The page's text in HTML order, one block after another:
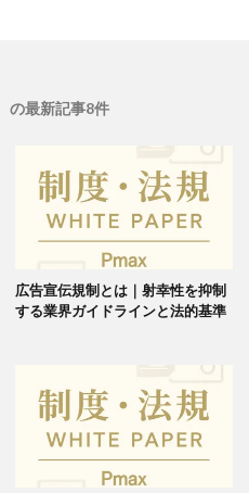
の最新記事8件
広告宣伝規制とは｜射幸性を抑制
する業界ガイドラインと法的基準